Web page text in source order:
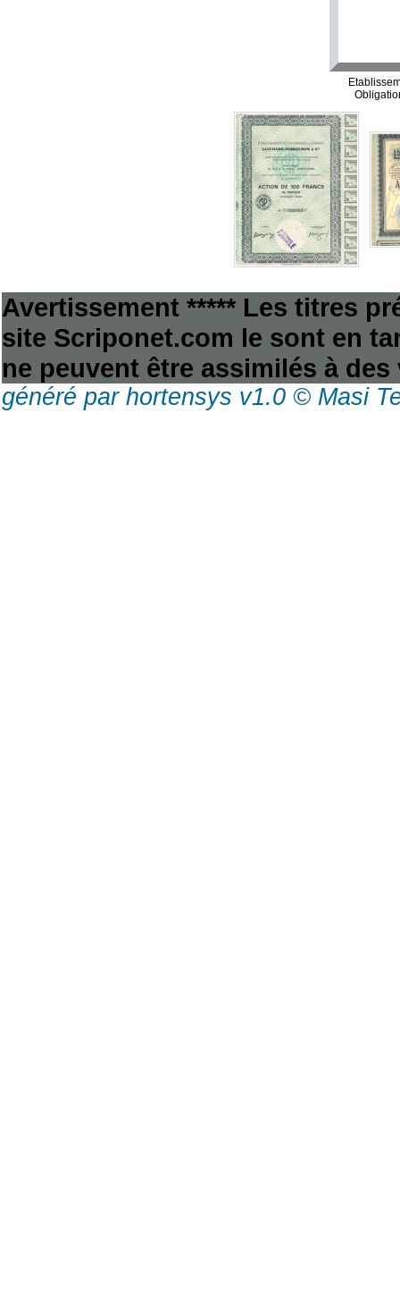
Avertissement ***** Les titres
site Scriponet.com le sont en
ne peuvent être assimilés à
généré par hortensys v1.0 © Masi